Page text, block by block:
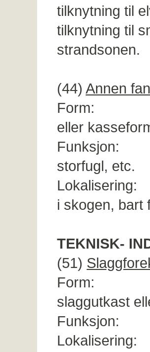
tilknytning til
tilknytning til
strandsonen.
(44) Annen
Form:
eller
Funksjon:
storfugl, etc.
Lokalisering:
i skogen, bart
TEKNISK-
(51)
Form: En
slaggutkast
Funksjon:
Lokalisering: